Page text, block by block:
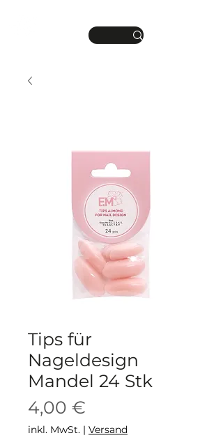
Tips für
Nageldesign
Mandel 24 Stk
4,00 €
inkl. MwSt. | Versand